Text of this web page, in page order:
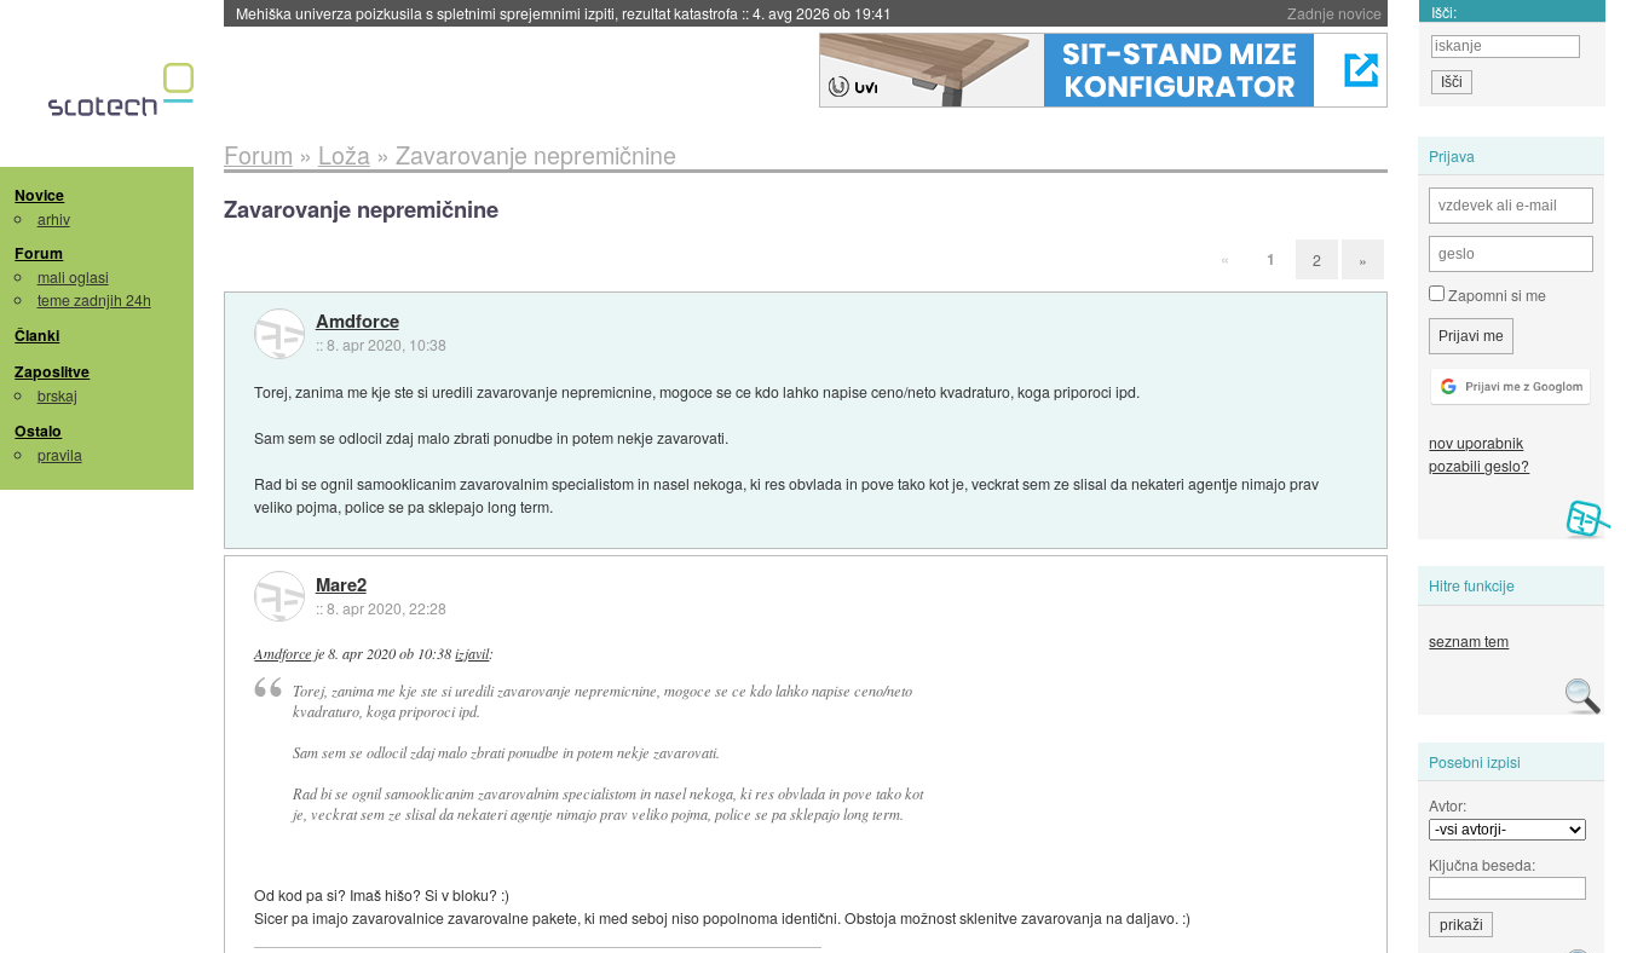
Zadnje novice
Mehiška univerza poizkusila s spletnimi sprejemnimi izpiti, rezultat katastrofa ::4. avg 2026 ob 19:41 Išči:
Novice
arhiv
Forum
mali oglasi
teme zadnjih 24h
Članki
Zaposlitve
brskaj
Ostalo
pravila
Prijava
Zapomni si me
nov uporabnik
pozabili geslo?
Hitre funkcije
seznam tem
Posebni izpisi
Avtor:
Ključna beseda:
Forum » Loža» Zavarovanje nepremičnine
Zavarovanje nepremičnine
« 1 2 »
Amdforce
::8. apr 2020, 10:38
Torej, zanima me kje ste si uredili zavarovanje nepremicnine, mogoce se ce kdo lahko napise ceno/neto kvadraturo, koga priporoci ipd.
Sam sem se odlocil zdaj malo zbrati ponudbe in potem nekje zavarovati.
Rad bi se ognil samooklicanim zavarovalnim specialistom in nasel nekoga, ki res obvlada in pove tako kot je, veckrat sem ze slisal da nekateri agentje nimajo prav
veliko pojma, police se pa sklepajo long term.
Mare2
::8. apr 2020, 22:28
Amdforceje8. apr 2020 ob 10:38 izjavil:
Torej, zanima me kje ste si uredili zavarovanje nepremicnine, mogoce se ce kdo lahko napise ceno/neto
kvadraturo, koga priporoci ipd.
Sam sem se odlocil zdaj malo zbrati ponudbe in potem nekje zavarovati.
Rad bi se ognil samooklicanim zavarovalnim specialistom in nasel nekoga, ki res obvlada in pove tako kot
je, veckrat sem ze slisal da nekateri agentje nimajo prav veliko pojma, police se pa sklepajo long term.
Od kod pa si? Imaš hišo? Si v bloku? :)
Sicer pa imajo zavarovalnice zavarovalne pakete, ki med seboj niso popolnoma identični. Obstoja možnost sklenitve zavarovanja na daljavo. :)